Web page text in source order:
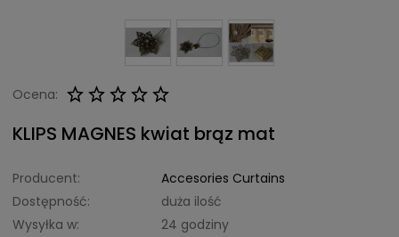
Ocena:
KLIPS MAGNES kwiat brąz mat
Producent:
Accesories Curtains
Dostępność:
duża ilość
Wysyłka w:
24 godziny